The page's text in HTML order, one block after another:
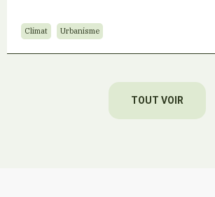
Climat Urbanisme
TOUT VOIR